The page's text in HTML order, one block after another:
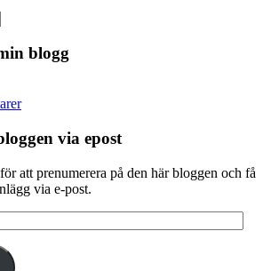
blogg
via epost
att prenumerera på den här bloggen och få
via e-post.